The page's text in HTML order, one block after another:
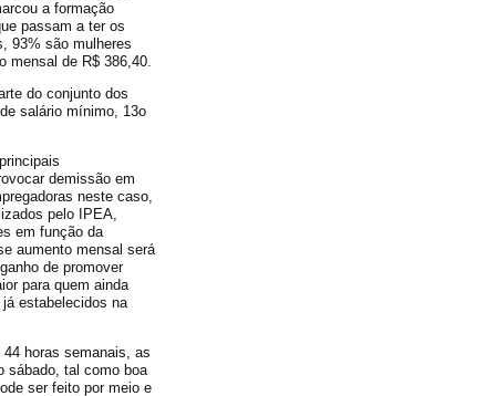
a formação
passam a ter os
93% são mulheres
mensal de R$ 386,40.
do conjunto dos
salário mínimo, 13o
demissão em
neste caso,
pelo IPEA,
em função da
aumento mensal será
de promover
para quem ainda
estabelecidos na
horas semanais, as
sábado, tal como boa
ser feito por meio e